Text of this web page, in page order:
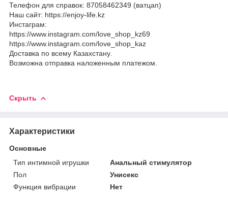
Телефон для справок: 87058462349 (ватцап)
Наш сайт: https://enjoy-life.kz
Инстаграм:
https://www.instagram.com/love_shop_kz69
https://www.instagram.com/love_shop_kaz
Доставка по всему Казахстану.
Возможна отправка наложенным платежом.
Скрыть
Характеристики
Основные
Тип интимной игрушки
Анальный стимулятор
Пол
Унисекс
Функция вибрации
Нет